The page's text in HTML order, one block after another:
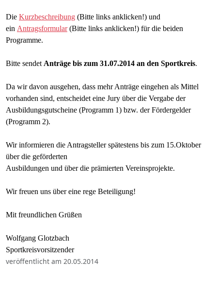
Die Kurzbeschreibung (Bitte links anklicken!) und
ein Antragsformular(Bitte links anklicken!) für die beiden
Programme.
Bitte sendet Anträge bis zum 31.07.2014 an den Sportkreis.
Da wir davon ausgehen, dass mehr Anträge eingehen als Mittel
vorhanden sind, entscheidet eine Jury über die Vergabe der
Ausbildungsgutscheine (Programm 1) bzw. der Fördergelder
(Programm 2).
Wir informieren die Antragsteller spätestens bis zum 15.Oktober
über die geförderten
Ausbildungen und über die prämierten Vereinsprojekte.
Wir freuen uns über eine rege Beteiligung!
Mit freundlichen Grüßen
Wolfgang Glotzbach
Sportkreisvorsitzender
veröffentlicht am 20.05.2014